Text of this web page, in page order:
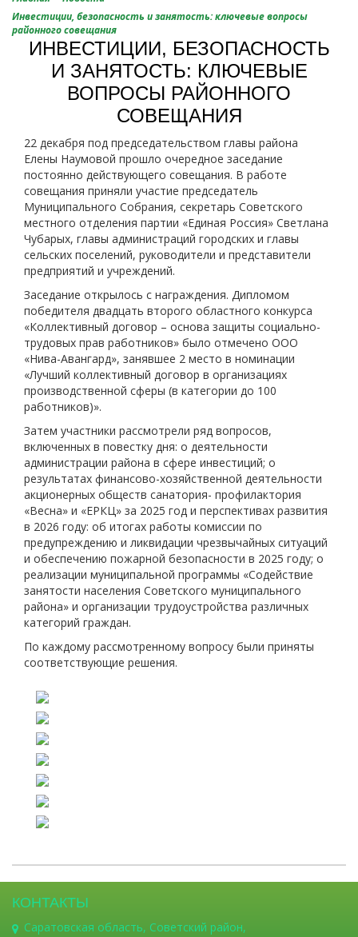
Инвестиции, безопасность и занятость: ключевые вопросы
районного совещания
ИНВЕСТИЦИИ, БЕЗОПАСНОСТЬ
И ЗАНЯТОСТЬ: КЛЮЧЕВЫЕ
ВОПРОСЫ РАЙОННОГО
СОВЕЩАНИЯ
22 декабря под председательством главы района
Елены Наумовой прошло очередное заседание
постоянно действующего совещания. В работе
совещания приняли участие председатель
Муниципального Собрания, секретарь Советского
местного отделения партии «Единая Россия» Светлана
Чубарых, главы администраций городских и главы
сельских поселений, руководители и представители
предприятий и учреждений.
Заседание открылось с награждения. Дипломом
победителя двадцать второго областного конкурса
«Коллективный договор – основа защиты социально-
трудовых прав работников» было отмечено ООО
«Нива-Авангард», занявшее 2 место в номинации
«Лучший коллективный договор в организациях
производственной сферы (в категории до 100
работников)».
Затем участники рассмотрели ряд вопросов,
включенных в повестку дня: о деятельности
администрации района в сфере инвестиций; о
результатах финансово-хозяйственной деятельности
акционерных обществ санатория- профилактория
«Весна» и «ЕРКЦ» за 2025 год и перспективах развития
в 2026 году: об итогах работы комиссии по
предупреждению и ликвидации чрезвычайных ситуаций
и обеспечению пожарной безопасности в 2025 году; о
реализации муниципальной программы «Содействие
занятости населения Советского муниципального
района» и организации трудоустройства различных
категорий граждан.
По каждому рассмотренному вопросу были приняты
соответствующие решения.
КОНТАКТЫ
Саратовская область, Советский район,